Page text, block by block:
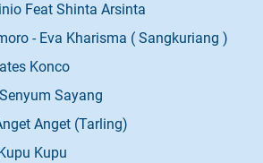
Feat Shinta Arsinta
- Eva Kharisma ( Sangkuriang )
Konco
Sayang
Anget (Tarling)
Kupu